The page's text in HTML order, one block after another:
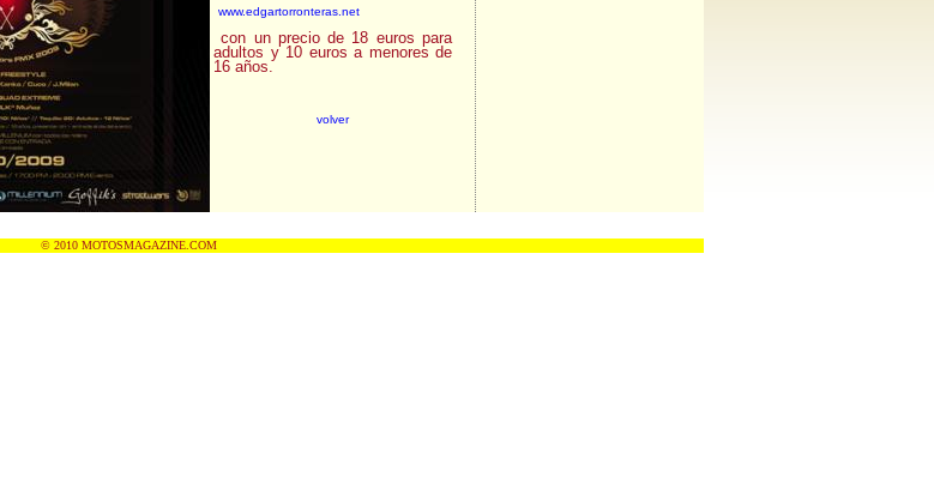
www.edgartorronteras.net
con un precio de 18 euros para
adultos y 10 euros a menores de
16 años.
volver
© 2010 MOTOSMAGAZINE.COM